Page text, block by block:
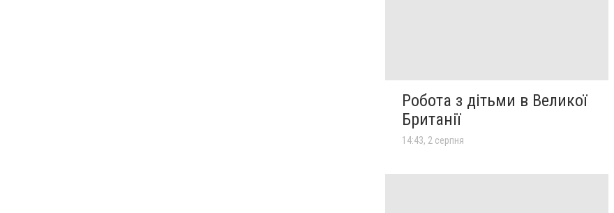
Робота з дітьми в Великої
Британії
14:43, 2 серпня